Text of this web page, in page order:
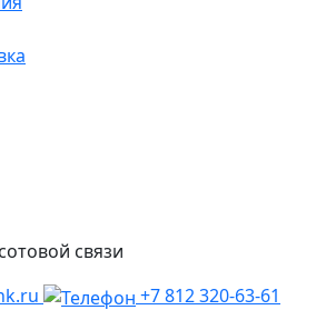
связи
+7 812 320-63-61